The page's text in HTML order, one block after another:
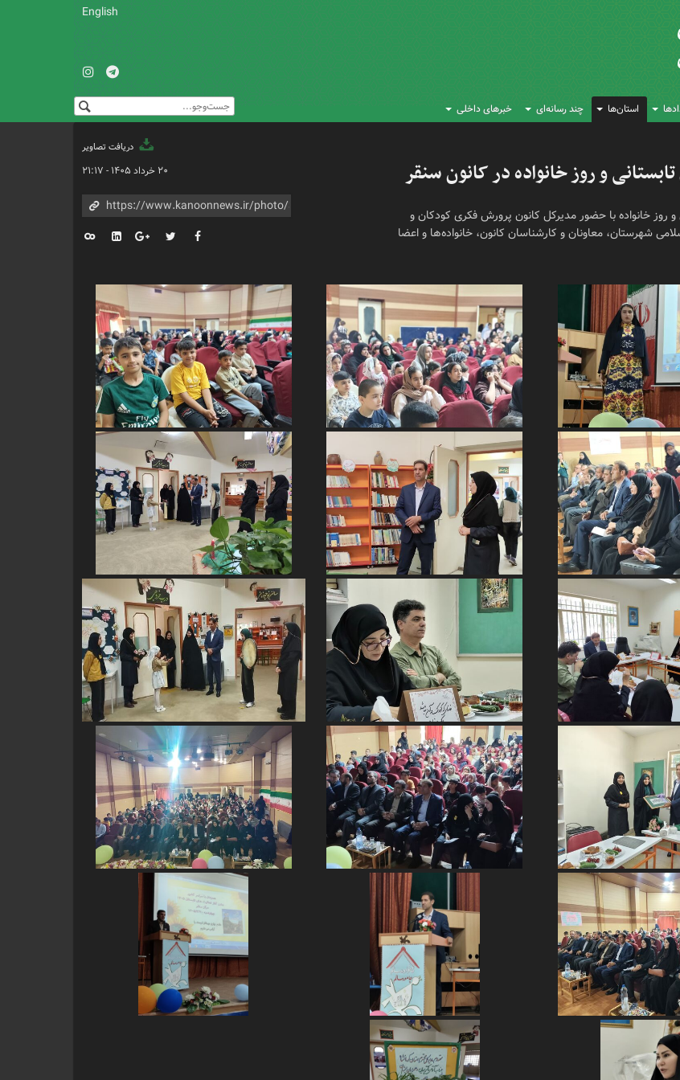
English
استان‌ها چند رسانه‌ای خبرهای داخلی
دریافت تصاویر
و روز خانواده در کانون سنقر
روز خانواده با حضور مدیرکل کانون پرورش فکری کودکان و
شهرستان، معاونان و کارشناسان کانون، خانواده‌ها و اعضا
۲۰ خرداد ۱۴۰۵ - ۲۱:۱۷